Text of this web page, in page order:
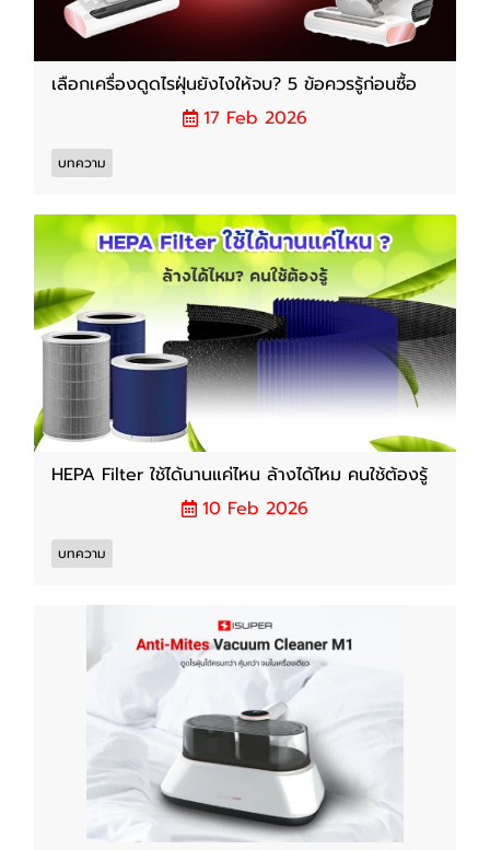
เลือกเครื่องดูดไรฝุ่นยังไงให้จบ? 5 ข้อควรรู้ก่อนซื้อ
17 Feb 2026
บทความ
HEPA Filter ใช้ได้นานแค่ไหน ล้างได้ไหม คนใช้ต้องรู้
10 Feb 2026
บทความ